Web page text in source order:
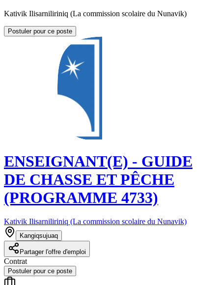
Kativik Ilisarniliriniq (La commission scolaire du Nunavik)
Postuler pour ce poste
ENSEIGNANT(E) - GUIDE
DE CHASSE ET PÊCHE
(PROGRAMME 4733)
Kativik Ilisarniliriniq (La commission scolaire du Nunavik)
Kangiqsujuaq
Partager l'offre d'emploi
Contrat
Postuler pour ce poste